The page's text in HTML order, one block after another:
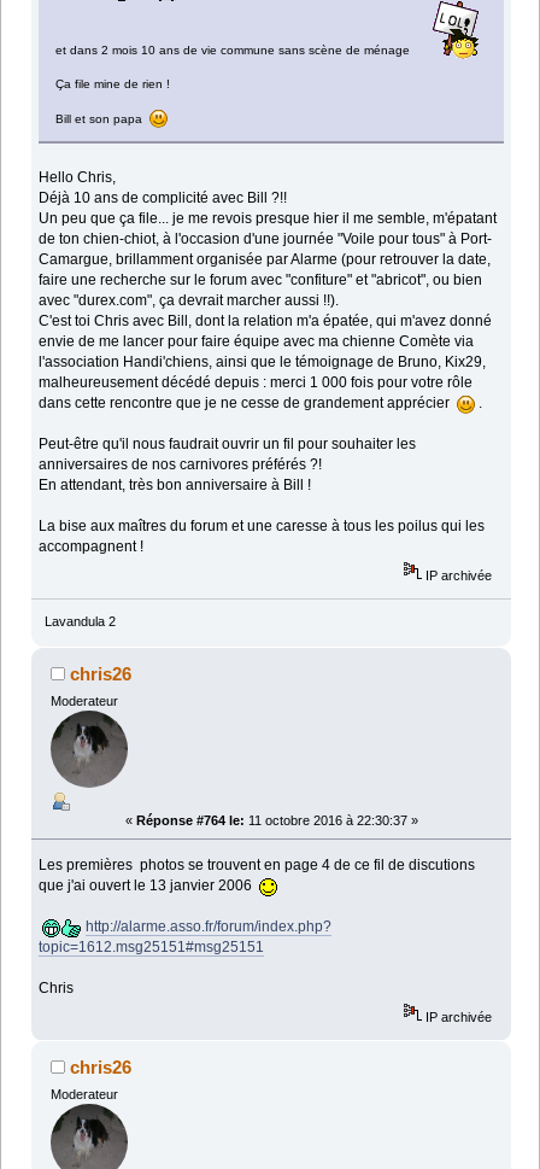
et dans 2 mois 10 ans de vie commune sans scène de ménage
Ça file mine de rien !
Bill et son papa
Hello Chris,
Déjà 10 ans de complicité avec Bill ?!!
Un peu que ça file... je me revois presque hier il me semble, m'épatant
de ton chien-chiot, à l'occasion d'une journée "Voile pour tous" à Port-
Camargue, brillamment organisée par Alarme (pour retrouver la date,
faire une recherche sur le forum avec "confiture" et "abricot", ou bien
avec "durex.com", ça devrait marcher aussi !!).
C'est toi Chris avec Bill, dont la relation m'a épatée, qui m'avez donné
envie de me lancer pour faire équipe avec ma chienne Comète via
l'association Handi'chiens, ainsi que le témoignage de Bruno, Kix29,
malheureusement décédé depuis : merci 1 000 fois pour votre rôle
dans cette rencontre que je ne cesse de grandement apprécier
.
Peut-être qu'il nous faudrait ouvrir un fil pour souhaiter les
anniversaires de nos carnivores préférés ?!
En attendant, très bon anniversaire à Bill !
La bise aux maîtres du forum et une caresse à tous les poilus qui les
accompagnent !
IP archivée
Lavandula 2
chris26
Moderateur
« Réponse #764 le: 11 octobre 2016 à 22:30:37 »
Les premières photos se trouvent en page 4 de ce fil de discutions
que j'ai ouvert le 13 janvier 2006
http://alarme.asso.fr/forum/index.php?
topic=1612.msg25151#msg25151
Chris
IP archivée
chris26
Moderateur